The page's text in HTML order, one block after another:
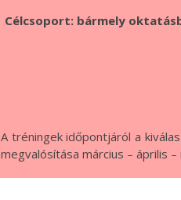
Célcsoport: bármely
A tréningek időpontjáról a
megvalósítása március – április